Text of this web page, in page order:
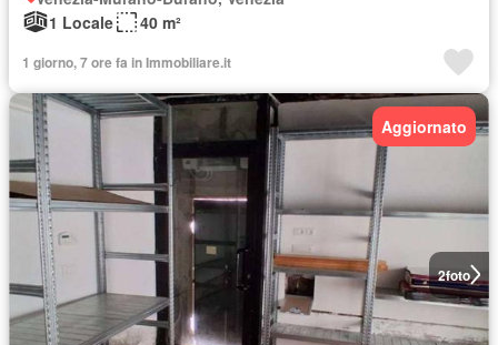
1 Locale
40 m²
1 giorno, 7 ore fa in Immobiliare.it
2foto
Aggiornato